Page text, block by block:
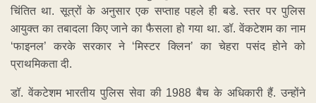
चिंतित था. सूत्रों के अनुसार एक सप्ताह पहले ही बडे. स्तर पर पुलिस
आयुक्त का तबादला किए जाने का फैसला हो गया था. डॉ. वेंकटेशम का नाम
‘फाइनल’ करके सरकार ने ‘मिस्टर क्लिन’ का चेहरा पसंद होने को
प्राथमिकता दी.
डॉ. वेंकटेशम भारतीय पुलिस सेवा की 1988 बैच के अधिकारी हैं. उन्होंने